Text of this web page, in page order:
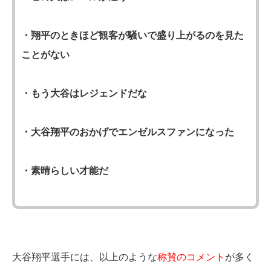
・翔平のときほど観客が騒いで盛り上がるのを見た
ことがない
・もう大谷はレジェンドだな
・大谷翔平のおかげでエンゼルスファンになった
・素晴らしい才能だ
大谷翔平選手には、以上のような称賛のコメント が多く